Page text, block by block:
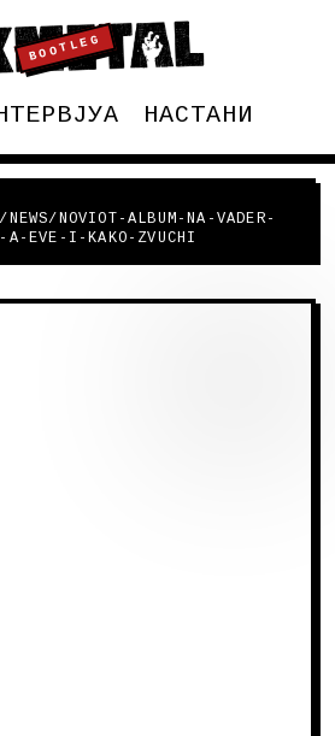
BOOTLEG
НАСТАНИ
NOVIOT-ALBUM-NA-VADER-
A-EVE-I-KAKO-ZVUCHI